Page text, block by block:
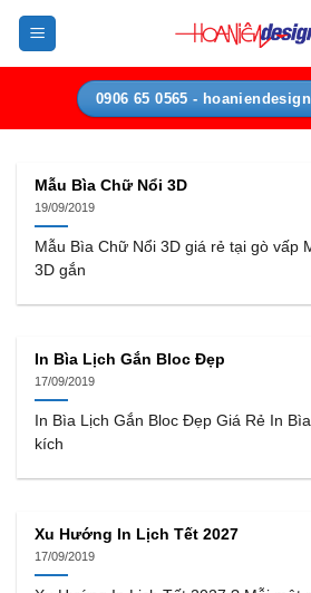
Bỏ
nội
0906 65 0565 -
Mẫu Bìa Chữ Nổi 3D
19/09/2019
Mẫu Bìa Chữ Nổi 3D giá rẻ tại gò vấp
3D gắn
In Bìa Lịch Gắn Bloc Đẹp
17/09/2019
In Bìa Lịch Gắn Bloc Đẹp Giá Rẻ In
kích
Xu Hướng In Lịch Tết 2027
17/09/2019